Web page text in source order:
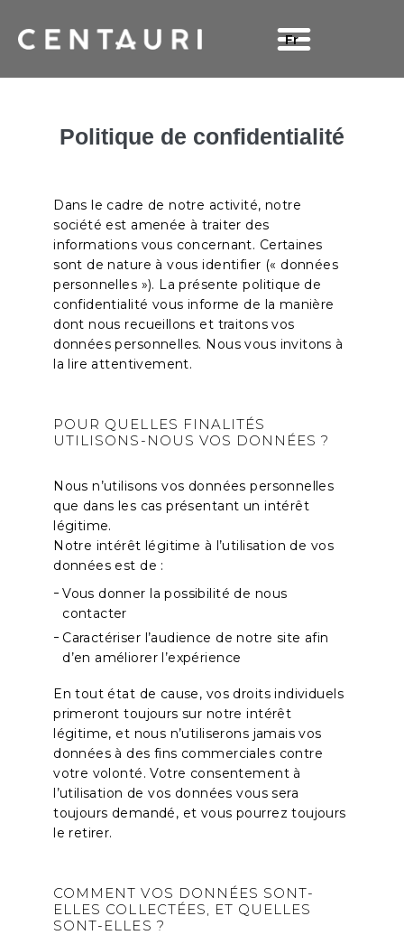
Fr
Politique de confidentialité
Dans le cadre de notre activité, notre
société est amenée à traiter des
informations vous concernant. Certaines
sont de nature à vous identifier (« données
personnelles »). La présente politique de
confidentialité vous informe de la manière
dont nous recueillons et traitons vos
données personnelles. Nous vous invitons à
la lire attentivement.
POUR QUELLES FINALITÉS
UTILISONS-NOUS VOS DONNÉES ?
Nous n’utilisons vos données personnelles
que dans les cas présentant un intérêt
légitime.
Notre intérêt légitime à l’utilisation de vos
données est de :
Vous donner la possibilité de nous
contacter
Caractériser l’audience de notre site afin
d’en améliorer l’expérience
En tout état de cause, vos droits individuels
primeront toujours sur notre intérêt
légitime, et nous n’utiliserons jamais vos
données à des fins commerciales contre
votre volonté. Votre consentement à
l’utilisation de vos données vous sera
toujours demandé, et vous pourrez toujours
le retirer.
COMMENT VOS DONNÉES SONT-
ELLES COLLECTÉES, ET QUELLES
SONT-ELLES ?